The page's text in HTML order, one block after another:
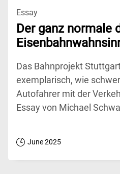
Essay
Der ganz normale
Das Bahnprojekt
exemplarisch, wie
Autofahrer mit der
Essay von Michael
June 2025